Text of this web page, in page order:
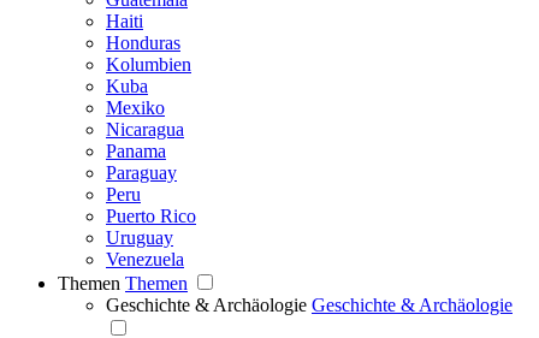
Haiti
Honduras
Kolumbien
Kuba
Mexiko
Nicaragua
Panama
Paraguay
Peru
Puerto Rico
Uruguay
Venezuela
Themen Themen
Geschichte & Archäologie Geschichte & Archäologie